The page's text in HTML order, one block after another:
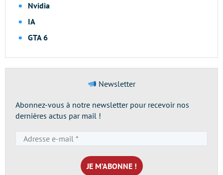
Nvidia
IA
GTA 6
Newsletter
Abonnez-vous à notre newsletter pour recevoir nos
dernières actus par mail !
e-
mail
*